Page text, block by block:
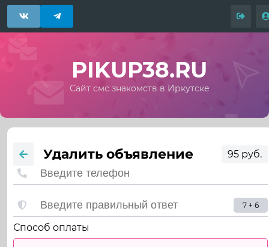
PIKUP38.RU
Сайт смс знакомств в Иркутске
Удалить объявление 95 руб.
7 + 6
Способ оплаты